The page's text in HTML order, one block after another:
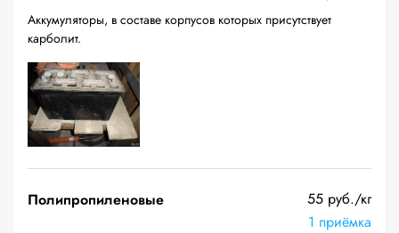
Аккумуляторы, в составе корпусов которых присутствует
карболит.
Полипропиленовые
55 руб./кг
1 приёмка